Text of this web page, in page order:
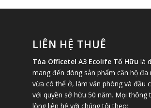
LIÊN HỆ THUÊ
Tòa Officetel A3 Ecolife Tố Hữu là
mang đến dòng sản phẩm căn hộ đa
vừa có thể ở, làm văn phòng và đầu
với quyền sở hữu 50 năm. Mọi thông
lòng liên hệ với chúng tôi theo: